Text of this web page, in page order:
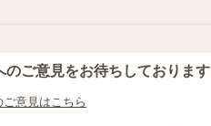
ご意見をお待ちしております
意見はこちら